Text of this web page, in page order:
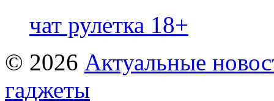
чат рулетка 18+
© 2026 Актуальные
гаджеты